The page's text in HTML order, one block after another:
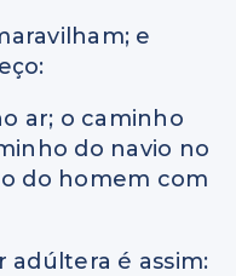
e
ar; o caminho
do navio no
do homem com
adúltera é assim: